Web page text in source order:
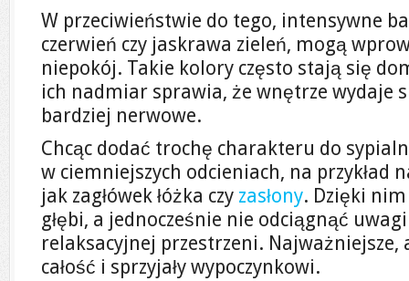
W przeciwieństwie do tego, intensywne
czerwień czy jaskrawa zieleń, mogą
niepokój. Takie kolory często stają się
ich nadmiar sprawia, że wnętrze wydaje
bardziej nerwowe.
Chcąc dodać trochę charakteru do
w ciemniejszych odcieniach, na przykład
jak zagłówek łóżka czy zasłony. Dzięki
głębi, a jednocześnie nie odciągnąć
relaksacyjnej przestrzeni. Najważniejsze,
całość i sprzyjały wypoczynkowi.